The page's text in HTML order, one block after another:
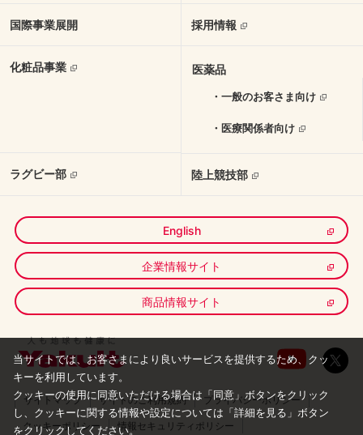
English
企業情報サイト
商品情報サイト
国際事業展開 採用情報
化粧品事業 医薬品
・一般のお客さま向け
・医療関係者向け
ラグビー部 陸上競技部
サイトマップ サイトのご利用規約 プライバシーポリシー
クッキーポリシー 情報セキュリティポリシー
当サイトでは、お客さまにより良いサービスを提供するため、クッ
キーを利用しています。
クッキーの使用に同意いただける場合は「同意」ボタンをクリック
し、 クッキーに関する情報や設定については「詳細を見る」ボタン
をクリックしてください。